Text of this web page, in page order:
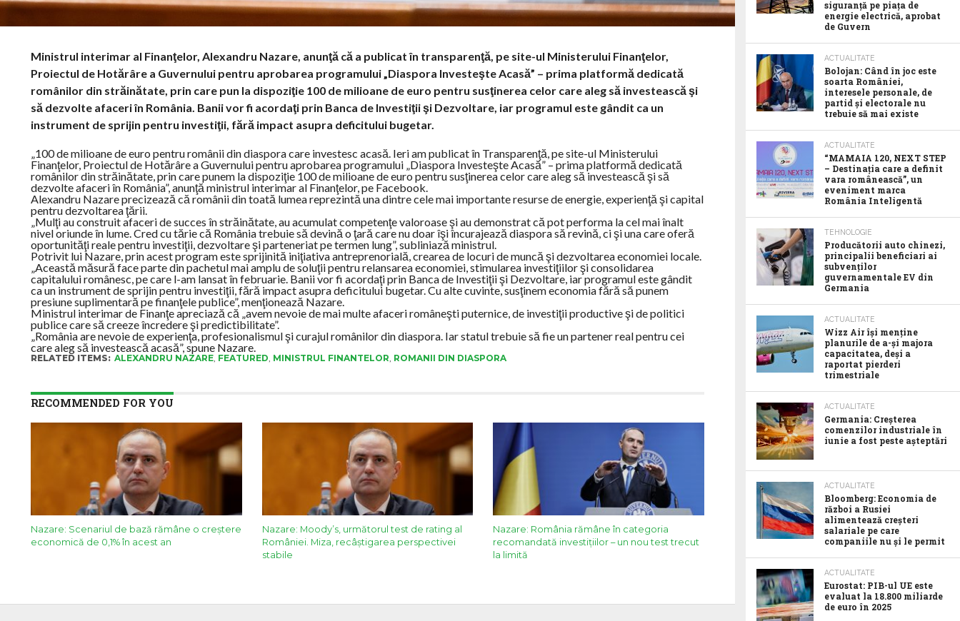
Ministrul interimar al Finanţelor, Alexandru Nazare, anunţă că a publicat în transparenţă, pe site-ul Ministerului Finanţelor,
Proiectul de Hotărâre a Guvernului pentru aprobarea programului „Diaspora Investeşte Acasă” – prima platformă dedicată
românilor din străinătate, prin care pun la dispoziţie 100 de milioane de euro pentru susţinerea celor care aleg să investească şi
să dezvolte afaceri în România. Banii vor fi acordaţi prin Banca de Investiţii şi Dezvoltare, iar programul este gândit ca un
instrument de sprijin pentru investiţii, fără impact asupra deficitului bugetar.
„100 de milioane de euro pentru românii din diaspora care investesc acasă. Ieri am publicat în Transparenţă, pe site-ul Ministerului
Finanţelor, Proiectul de Hotărâre a Guvernului pentru aprobarea programului „Diaspora Investeşte Acasă” – prima platformă dedicată
românilor din străinătate, prin care punem la dispoziţie 100 de milioane de euro pentru susţinerea celor care aleg să investească şi să
dezvolte afaceri în România”, anunţă ministrul interimar al Finanţelor, pe Facebook.
Alexandru Nazare precizează că românii din toată lumea reprezintă una dintre cele mai importante resurse de energie, experienţă şi capital
pentru dezvoltarea ţării.
„Mulţi au construit afaceri de succes în străinătate, au acumulat competenţe valoroase şi au demonstrat că pot performa la cel mai înalt
nivel oriunde în lume. Cred cu tărie că România trebuie să devină o ţară care nu doar îşi încurajează diaspora să revină, ci şi una care oferă
oportunităţi reale pentru investiţii, dezvoltare şi parteneriat pe termen lung”, subliniază ministrul.
Potrivit lui Nazare, prin acest program este sprijinită iniţiativa antreprenorială, crearea de locuri de muncă şi dezvoltarea economiei locale.
„Această măsură face parte din pachetul mai amplu de soluţii pentru relansarea economiei, stimularea investiţiilor şi consolidarea
capitalului românesc, pe care l-am lansat în februarie. Banii vor fi acordaţi prin Banca de Investiţii şi Dezvoltare, iar programul este gândit
ca un instrument de sprijin pentru investiţii, fără impact asupra deficitului bugetar. Cu alte cuvinte, susţinem economia fără să punem
presiune suplimentară pe finanţele publice”, menţionează Nazare.
Ministrul interimar de Finanţe apreciază că „avem nevoie de mai multe afaceri româneşti puternice, de investiţii productive şi de politici
publice care să creeze încredere şi predictibilitate”.
„România are nevoie de experienţa, profesionalismul şi curajul românilor din diaspora. Iar statul trebuie să fie un partener real pentru cei
care aleg să investească acasă”, spune Nazare.
RELATED ITEMS: ALEXANDRU NAZARE, FEATURED MINISTRUL FINANTELOR ROMANII DIN DIASPORA
RECOMMENDED FOR YOU
Nazare: Scenariul de bază rămâne o creștere
economică de 0,1% în acest an
Nazare: Moody’s, următorul test de rating al
României. Miza, recâștigarea perspectivei
stabile
Nazare: România rămâne în categoria
recomandată investițiilor – un nou test trecut
la limită
siguranță pe piața de
energie electrică, aprobat
de Guvern
ACTUALITATE
Bolojan: Când în joc este
soarta României,
interesele personale, de
partid și electorale nu
trebuie să mai existe
ACTUALITATE
“MAMAIA 120, NEXT STEP
– Destinația care a definit
vara românească”, un
eveniment marca
România Inteligentă
TEHNOLOGIE
Producătorii auto chinezi,
principalii beneficiari ai
subvenților
guvernamentale EV din
Germania
ACTUALITATE
Wizz Air își menține
planurile de a-și majora
capacitatea, deși a
raportat pierderi
trimestriale
ACTUALITATE
Germania: Creșterea
comenzilor industriale în
iunie a fost peste așteptări
ACTUALITATE
Bloomberg: Economia de
război a Rusiei
alimentează creșteri
salariale pe care
companiile nu și le permit
ACTUALITATE
Eurostat: PIB-ul UE este
evaluat la 18.800 miliarde
de euro în 2025